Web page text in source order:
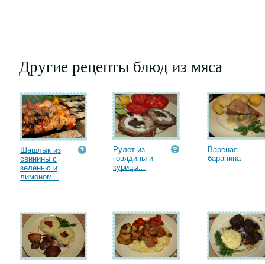
Другие рецепты блюд из мяса
Шашлык из
свинины с
зеленью и
лимоном...
Рулет из
говядины и
курицы...
Вареная
баранина